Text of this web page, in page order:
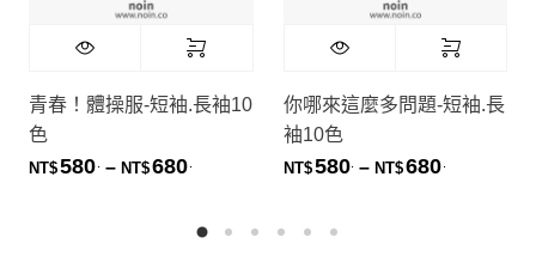
青春！體操服-短袖.長袖10
色
NT$580 – NT$680價格範圍：NT$580. 到 NT$680.
你哪來這麼多問題-短袖.長
袖10色
NT$580 – NT$680